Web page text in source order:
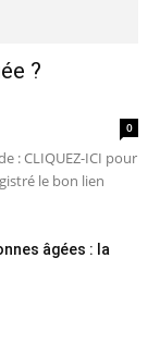
?
0
: CLIQUEZ-ICI pour
le bon lien
âgées : la